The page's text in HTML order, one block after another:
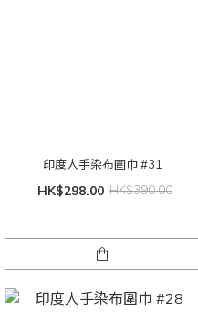
印度人手染布圍巾 #31
HK$298.00 HK$390.00